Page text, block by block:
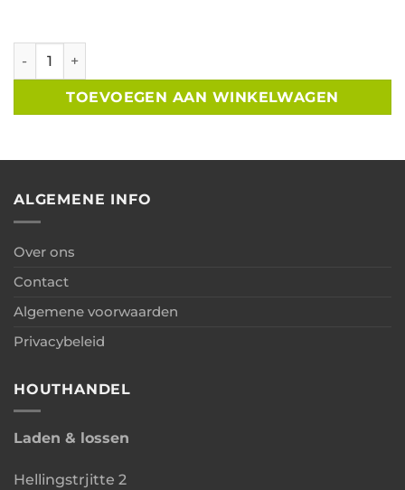
Tuinkamer met glazen schuifwand B400xD350 cm aantal
TOEVOEGEN AAN WINKELWAGEN
ALGEMENE INFO
Over ons
Contact
Algemene voorwaarden
Privacybeleid
HOUTHANDEL
Laden & lossen
Hellingstrjitte 2